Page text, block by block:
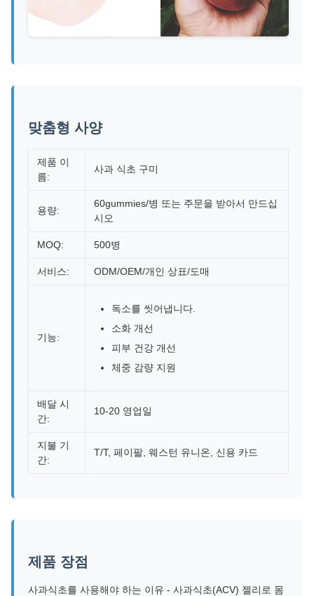
맞춤형 사양
제품 이
름:
사과 식초 구미
용량:
60gummies/병 또는 주문을 받아서 만드십
시오
MOQ: 500병
서비스: ODM/OEM/개인 상표/도매
기능:
독소를 씻어냅니다.
소화 개선
피부 건강 개선
체중 감량 지원
배달 시
간:
10-20 영업일
지불 기
간:
T/T, 페이팔, 웨스턴 유니온, 신용 카드
제품 장점
사과식초를 사용해야 하는 이유 - 사과식초(ACV) 젤리로 몸